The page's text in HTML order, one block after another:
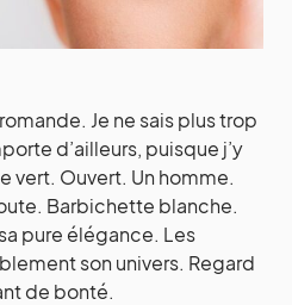
Je ne sais plus trop
d’ailleurs, puisque j’y
vert. Ouvert. Un homme.
Barbichette blanche.
pure élégance. Les
son univers. Regard
de bonté.